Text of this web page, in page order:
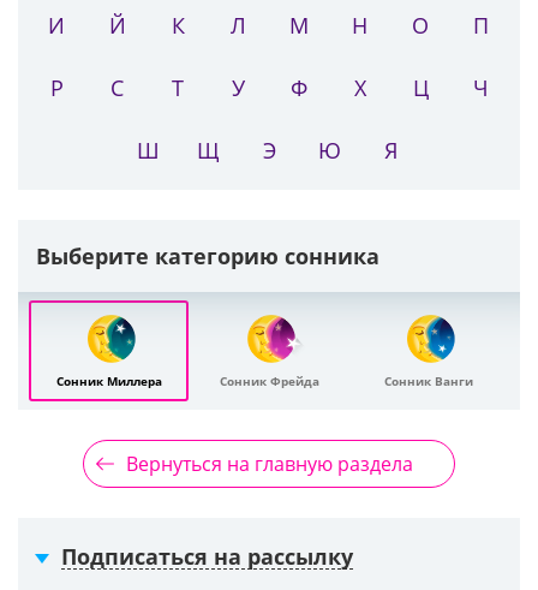
И Й К Л М Н О П
Р С Т У Ф Х Ц Ч
Ш Щ Э Ю Я
Выберите категорию сонника
Сонник Миллера Сонник Фрейда Сонник Ванги
Вернуться на главную раздела
Подписаться на рассылку